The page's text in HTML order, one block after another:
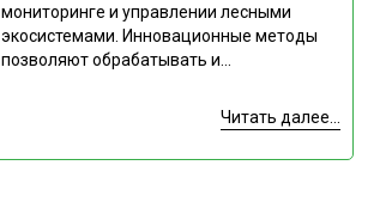
мониторинге и управлении лесными
экосистемами. Инновационные методы
позволяют обрабатывать и...
Читать далее...